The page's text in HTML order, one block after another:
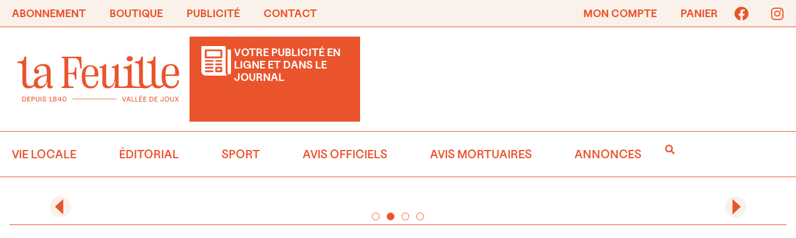
ABONNEMENT BOUTIQUE PUBLICITÉ CONTACT MON COMPTE PANIER
VOTRE PUBLICITÉ EN
LIGNE ET DANS LE
JOURNAL
VIE LOCALE ÉDITORIAL SPORT AVIS OFFICIELS AVIS MORTUAIRES ANNONCES